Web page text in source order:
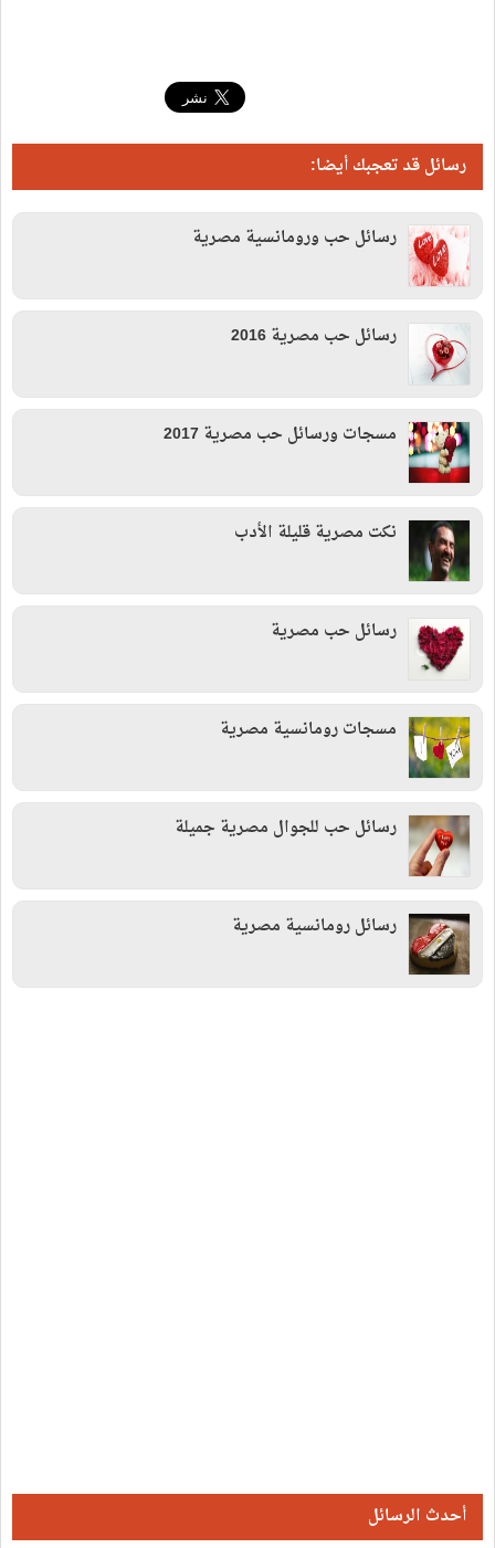
رسائل قد تعجبك أيضا:
رسائل حب ورومانسية مصرية
رسائل حب مصرية 2016
مسجات ورسائل حب مصرية 2017
نكت مصرية قليلة الأدب
رسائل حب مصرية
مسجات رومانسية مصرية
رسائل حب للجوال مصرية جميلة
رسائل رومانسية مصرية
أحدث الرسائل